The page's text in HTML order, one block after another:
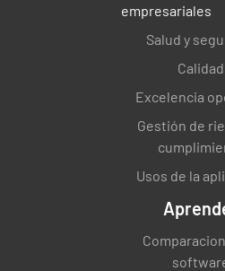
empresariales
Salud y
Calidad
Excelencia
Gestión de
Usos de la